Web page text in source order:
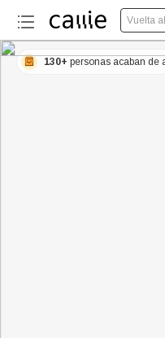
Vuelta
130+ personas acaban de